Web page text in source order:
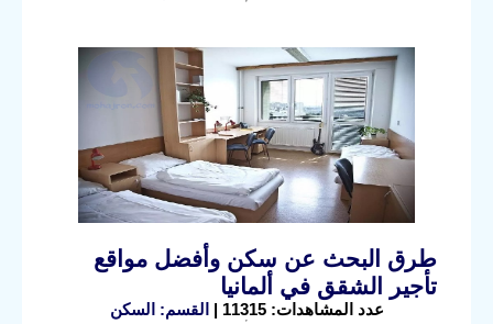
طرق البحث عن سكن وأفضل مواقع
تأجير الشقق في ألمانيا
عدد المشاهدات: 11315 | القسم: السكن